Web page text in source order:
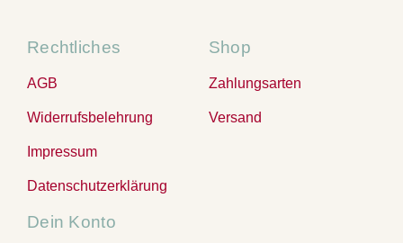
Rechtliches
AGB
Widerrufsbelehrung
Impressum
Datenschutzerklärung
Shop
Zahlungsarten
Versand
Dein Konto